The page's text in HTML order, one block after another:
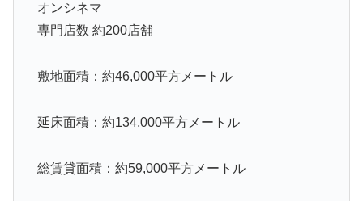
オンシネマ
専門店数 約200店舗
敷地面積：約46,000平方メートル
延床面積：約134,000平方メートル
総賃貸面積：約59,000平方メートル